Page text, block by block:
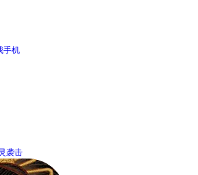
手机
袭击